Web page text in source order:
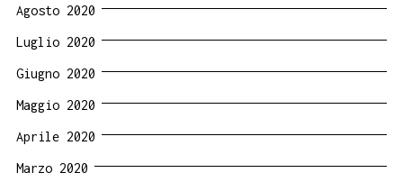
Agosto 2020
Luglio 2020
Giugno 2020
Maggio 2020
Aprile 2020
Marzo 2020